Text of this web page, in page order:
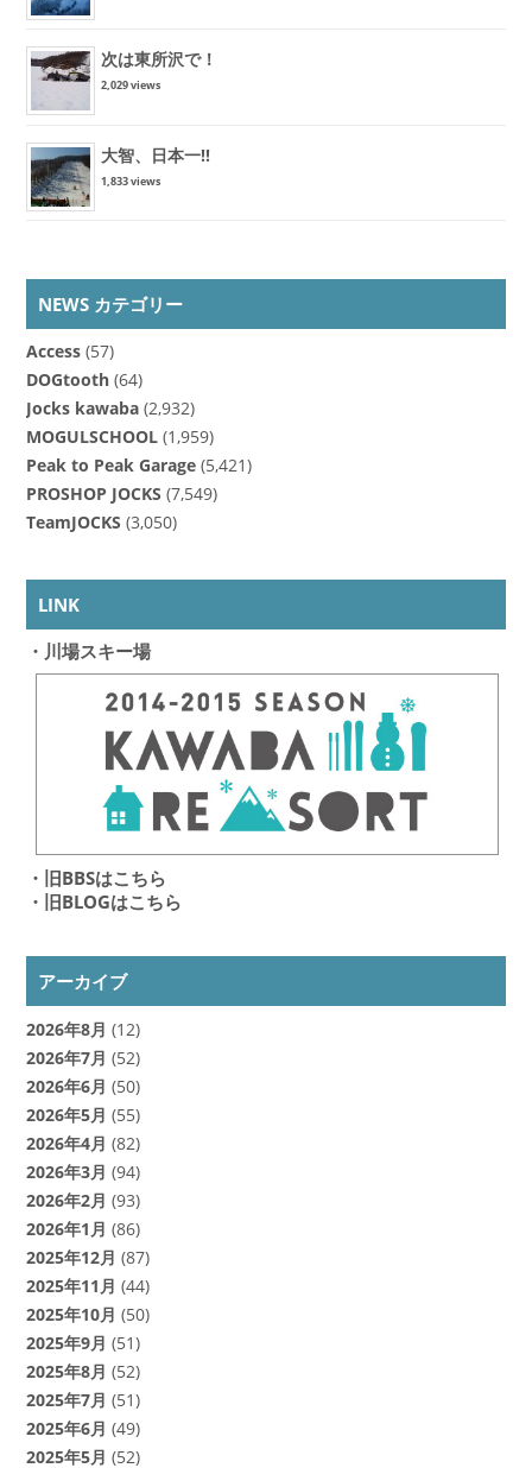
次は東所沢で！
2,029 views
大智、日本一!!
1,833 views
NEWS カテゴリー
Access(57)
DOGtooth(64)
Jocks kawaba(2,932)
MOGULSCHOOL(1,959)
Peak to Peak Garage(5,421)
PROSHOP JOCKS (7,549)
TeamJOCKS (3,050)
LINK
・川場スキー場
・旧BBSはこちら
・旧BLOGはこちら
アーカイブ
2026年8月 (12)
2026年7月 (52)
2026年6月 (50)
2026年5月 (55)
2026年4月 (82)
2026年3月 (94)
2026年2月 (93)
2026年1月 (86)
2025年12月 (87)
2025年11月 (44)
2025年10月 (50)
2025年9月 (51)
2025年8月 (52)
2025年7月 (51)
2025年6月 (49)
2025年5月 (52)